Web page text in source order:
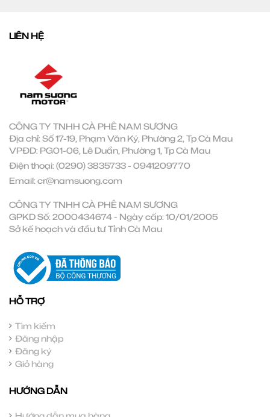
LIÊN HỆ
CÔNG TY TNHH CÀ PHÊ NAM SƯƠNG
Địa chỉ: Số 17-19, Phạm Văn Ký, Phường 2, Tp Cà Mau
VPĐD: PG01-06, Lê Duẩn, Phường 1, Tp Cà Mau
Điện thoại: (0290) 3835733- 0941209770
Email: cr@namsuong.com
CÔNG TY TNHH CÀ PHÊ NAM SƯƠNG
GPKD Số: 2000434674 - Ngày cấp: 10/01/2005
Sở kế hoạch và đầu tư Tỉnh Cà Mau
HỖ TRỢ
Tìm kiếm
Đăng nhập
Đăng ký
Giỏ hàng
HƯỚNG DẪN